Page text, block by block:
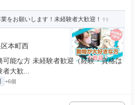
をお願いします！未経験者大歓迎！
本町西
能な方 未経験者歓迎（経験・資格は
大歓...
+6個